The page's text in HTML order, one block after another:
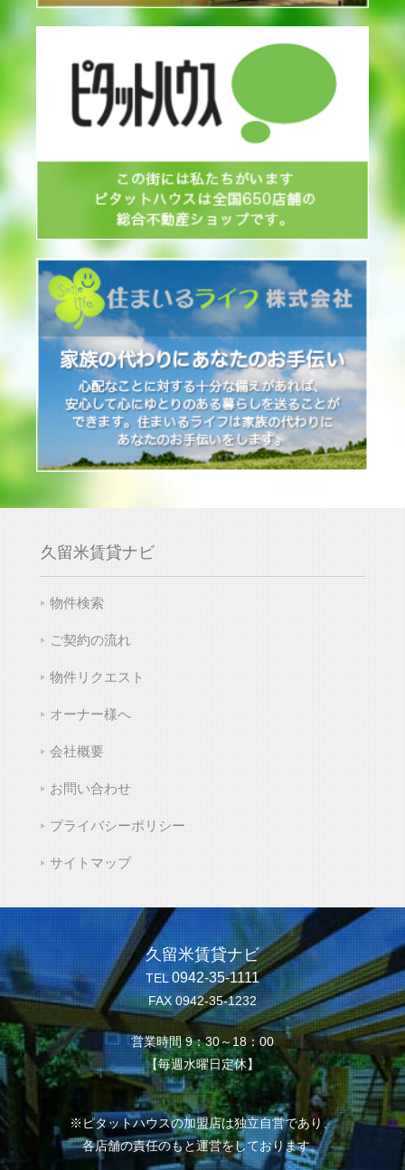
久留米賃貸ナビ
物件検索
ご契約の流れ
物件リクエスト
オーナー様へ
会社概要
お問い合わせ
プライバシーポリシー
サイトマップ
久留米賃貸ナビ
TEL 0942-35-1111
FAX 0942-35-1232
営業時間 9：30～18：00
【毎週水曜日定休】
※ピタットハウスの加盟店は独立自営であり、
各店舗の責任のもと運営をしております。